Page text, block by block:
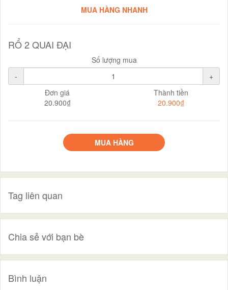
MUA HÀNG NHANH
RỔ 2 QUAI ĐẠI
Số lượng mua
-
+
Đơn giá
20.900₫
Thành tiền
20.900₫
MUA HÀNG
Tag liên quan
Chia sẻ với bạn bè
Bình luận